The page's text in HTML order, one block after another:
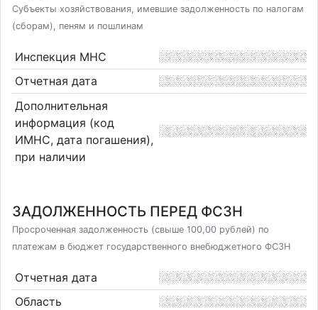
Субъекты хозяйствования, имевшие задолженность по налогам
(сборам), пеням и пошлинам
Инспекция МНС
Отчетная дата
Дополнительная
информация (код
ИМНС, дата погашения),
при наличии
ЗАДОЛЖЕННОСТЬ ПЕРЕД ФСЗН
Просроченная задолженность (свыше 100,00 рублей) по
платежам в бюджет государственного внебюджетного ФСЗН
Отчетная дата
Область